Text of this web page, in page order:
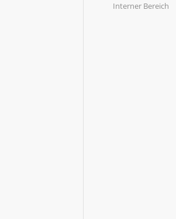
Interner Bereich